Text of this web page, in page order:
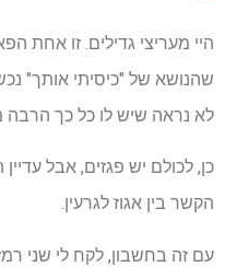
היי מעריצי גדילים. זו אחת
שהנושא של "כיסיתי אותך"
לא נראה שיש לו כל כך
כן, לכולם יש פגזים, אבל
הקשר בין אגוז לגרעין.
עם זה בחשבון, לקח לי שני